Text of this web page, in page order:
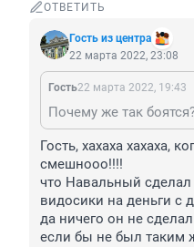
ОТВЕТИТЬ
Гость из центра
22 марта 2022, 23:08
Гость22 марта 2022, 19:43
Почему же так
Гость, хахаха хахаха,
смешнооо!!!!
что Навальный сделал
видосики на деньги с
да ничего он не
если бы не был таким